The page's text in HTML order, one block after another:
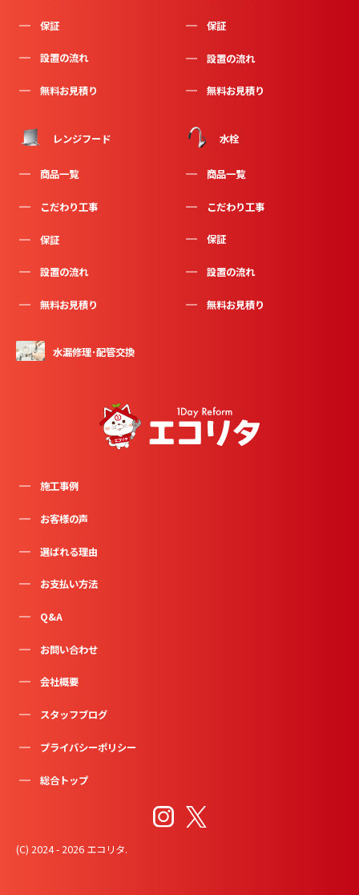
施工事例
お客様の声
選ばれる理由
お支払い方法
Q&A
お問い合わせ
会社概要
スタッフブログ
プライバシーポリシー
総合トップ
(C) 2024 - 2026 エコリタ.
保証
設置の流れ
無料お見積り
保証
設置の流れ
無料お見積り
レンジフード
商品一覧
こだわり工事
保証
設置の流れ
無料お見積り
水栓
商品一覧
こだわり工事
保証
設置の流れ
無料お見積り
水漏修理･配管交換